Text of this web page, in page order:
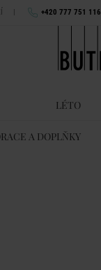
| +420 777 751 116
LÉTO
A DOPLŇKY